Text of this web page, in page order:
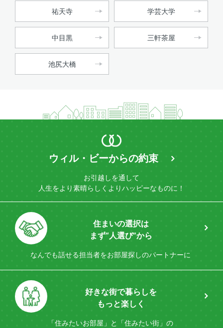
祐天寺 学芸大学
中目黒 三軒茶屋
池尻大橋
ウィル・ビーからの約束
お引越しを通して
人生をより素晴らしく よりハッピーなものに！
住まいの選択は
まず“人選び”から
なんでも話せる担当者をお部屋探しのパートナーに
好きな街で暮らしを
もっと楽しく
「住みたいお部屋」と「住みたい街」の